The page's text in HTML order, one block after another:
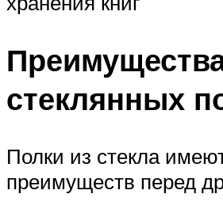
стеклянных
Полки из стекла
преимуществ перед